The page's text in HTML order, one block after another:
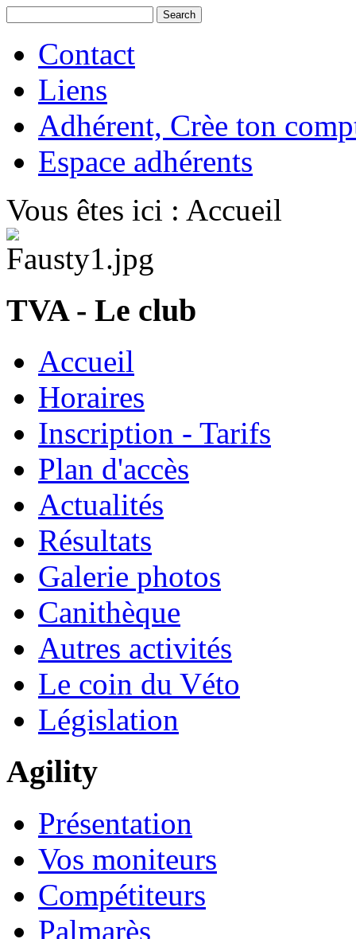
Contact
Liens
Adhérent, Crèe ton
Espace adhérents
Vous êtes ici : Accueil
TVA - Le club
Accueil
Horaires
Inscription - Tarifs
Plan d'accès
Actualités
Résultats
Galerie photos
Canithèque
Autres activités
Le coin du Véto
Législation
Agility
Présentation
Vos moniteurs
Compétiteurs
Palmarès